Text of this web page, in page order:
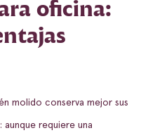
oficina:
molido conserva mejor sus
: aunque requiere una